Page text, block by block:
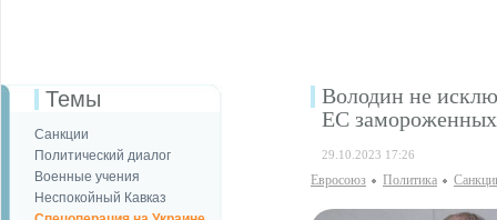
Темы
Санкции
Политический диалог
Военные учения
Неспокойный Кавказ
Володин не
ЕС
29.10.2023 17:26
Евросоюз Политика